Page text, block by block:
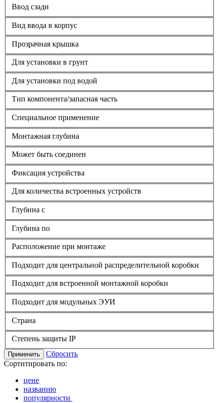
Ввод сзади
Вид ввода в корпус
Прозрачная крышка
Для установки в грунт
Для установки под водой
Тип компонента/запасная часть
Специальное применение
Монтажная глубина
Может быть соединен
Фиксация устройства
Для количества встроенных устройств
Глубина с
Глубина по
Расположение при монтаже
Подходит для центральной распределительной коробки
Подходит для встроенной монтажной коробки
Подходит для модульных ЭУИ
Страна
Степень защиты IP
Применить
Сбросить
Сортитировать по:
цене
названию
популярности